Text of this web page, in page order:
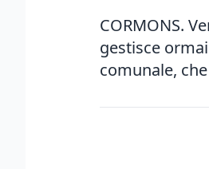
CORMONS.
gestisce
comunale,